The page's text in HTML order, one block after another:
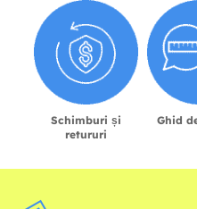
Schimburi și
retururi
Ghid